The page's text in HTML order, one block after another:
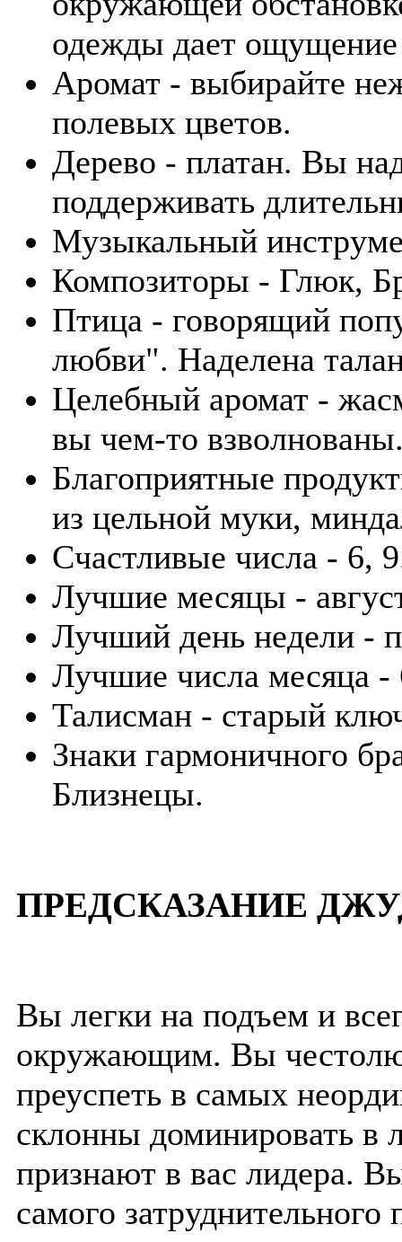
одежды дает ощущение
Аромат - выбирайте
полевых цветов.
Дерево - платан. Вы
поддерживать
Музыкальный
Композиторы - Глюк,
Птица - говорящий
любви". Наделена
Целебный аромат -
вы чем-то
Благоприятные
из цельной муки,
Счастливые числа - 6,
Лучшие месяцы -
Лучший день недели -
Лучшие числа месяца -
Талисман - старый
Знаки гармоничного
Близнецы.
ПРЕДСКАЗАНИЕ
Вы легки на подъем и
окружающим. Вы
преуспеть в самых
склонны доминировать в
признают в вас лидера.
самого затруднительного